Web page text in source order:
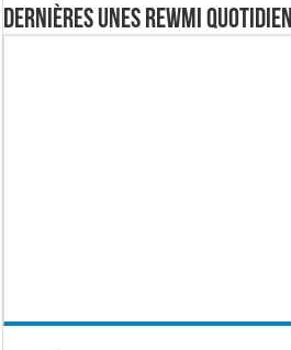
Dernières Unes Rewmi Quotidien